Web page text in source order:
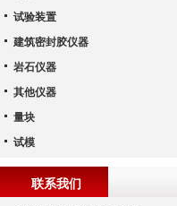
试验装置
建筑密封胶仪器
岩石仪器
其他仪器
量块
试模
联系我们